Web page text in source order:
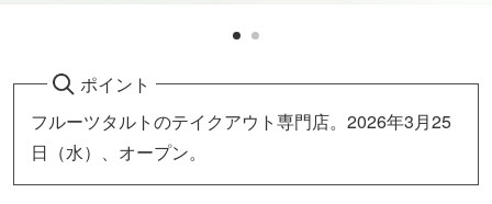
ポイント
フルーツタルトのテイクアウト専門店。2026年3月25
日（水）、オープン。